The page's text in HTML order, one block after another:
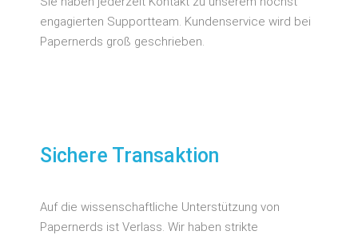
engagierten Supportteam. Kundenservice wird bei
Papernerds groß geschrieben.
Sichere Transaktion
Auf die wissenschaftliche Unterstützung von
Papernerds ist Verlass. Wir haben strikte